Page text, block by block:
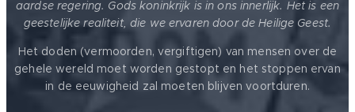
aardse regering. Gods koninkrijk is in ons innerlijk. Het is een
geestelijke realiteit, die we ervaren door de Heilige Geest.
Het doden (vermoorden, vergiftigen) van mensen over de
gehele wereld moet worden gestopt en het stoppen ervan
in de eeuwigheid zal moeten blijven voortduren.